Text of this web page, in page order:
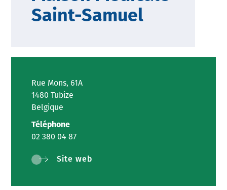
Saint-Samuel
Rue Mons, 61A
1480 Tubize
Belgique
Téléphone
02 380 04 87
Site web